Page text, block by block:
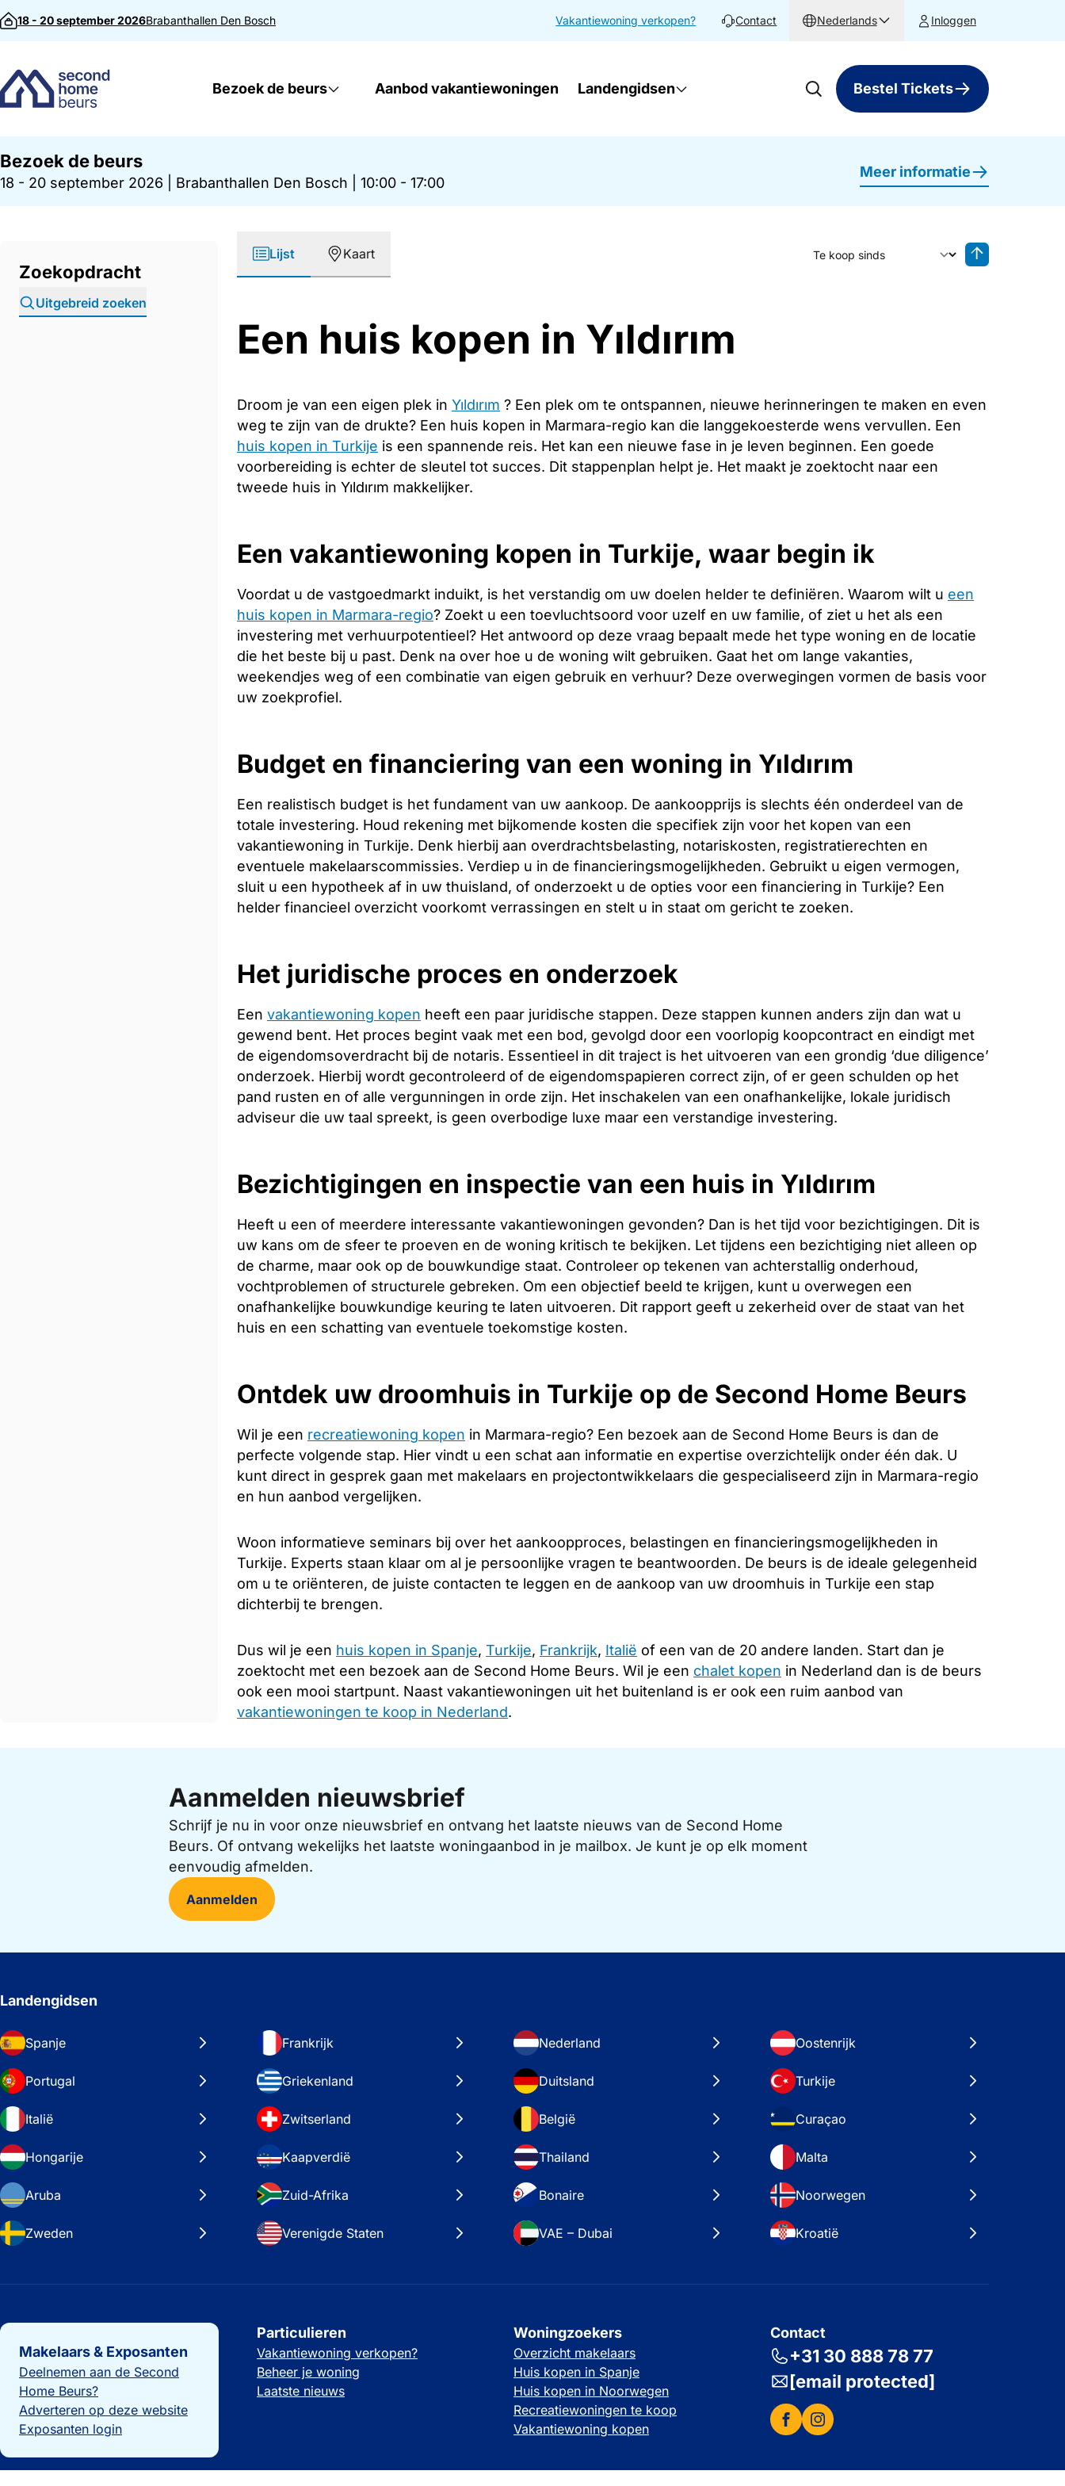
Direct naar inhoud
18 - 20 september 2026Brabanthallen Den Bosch Vakantiewoning verkopen? Contact Nederlands Inloggen
Bezoek de beurs Aanbod vakantiewoningen Landengidsen Bestel Tickets
Bezoek de beurs
18 - 20 september 2026 Brabanthallen Den Bosch 10:00 - 17:00
Meer informatie
Zoekopdracht
Uitgebreid zoeken
Lijst Kaart
Sorteer op
Een huis kopen in Yıldırım
Droom je van een eigen plek in Yıldırım ? Een plek om te ontspannen, nieuwe herinneringen te maken en even
weg te zijn van de drukte? Een huis kopen in Marmara-regio kan die langgekoesterde wens vervullen. Een
huis kopen in Turkije is een spannende reis. Het kan een nieuwe fase in je leven beginnen. Een goede
voorbereiding is echter de sleutel tot succes. Dit stappenplan helpt je. Het maakt je zoektocht naar een
tweede huis in Yıldırım makkelijker.
Een vakantiewoning kopen in Turkije, waar begin ik
Voordat u de vastgoedmarkt induikt, is het verstandig om uw doelen helder te definiëren. Waarom wilt u een
huis kopen in Marmara-regio? Zoekt u een toevluchtsoord voor uzelf en uw familie, of ziet u het als een
investering met verhuurpotentieel? Het antwoord op deze vraag bepaalt mede het type woning en de locatie
die het beste bij u past. Denk na over hoe u de woning wilt gebruiken. Gaat het om lange vakanties,
weekendjes weg of een combinatie van eigen gebruik en verhuur? Deze overwegingen vormen de basis voor
uw zoekprofiel.
Budget en financiering van een woning in Yıldırım
Een realistisch budget is het fundament van uw aankoop. De aankoopprijs is slechts één onderdeel van de
totale investering. Houd rekening met bijkomende kosten die specifiek zijn voor het kopen van een
vakantiewoning in Turkije. Denk hierbij aan overdrachtsbelasting, notariskosten, registratierechten en
eventuele makelaarscommissies. Verdiep u in de financieringsmogelijkheden. Gebruikt u eigen vermogen,
sluit u een hypotheek af in uw thuisland, of onderzoekt u de opties voor een financiering in Turkije? Een
helder financieel overzicht voorkomt verrassingen en stelt u in staat om gericht te zoeken.
Het juridische proces en onderzoek
Een vakantiewoning kopen heeft een paar juridische stappen. Deze stappen kunnen anders zijn dan wat u
gewend bent. Het proces begint vaak met een bod, gevolgd door een voorlopig koopcontract en eindigt met
de eigendomsoverdracht bij de notaris. Essentieel in dit traject is het uitvoeren van een grondig ‘due diligence’
onderzoek. Hierbij wordt gecontroleerd of de eigendomspapieren correct zijn, of er geen schulden op het
pand rusten en of alle vergunningen in orde zijn. Het inschakelen van een onafhankelijke, lokale juridisch
adviseur die uw taal spreekt, is geen overbodige luxe maar een verstandige investering.
Bezichtigingen en inspectie van een huis in Yıldırım
Heeft u een of meerdere interessante vakantiewoningen gevonden? Dan is het tijd voor bezichtigingen. Dit is
uw kans om de sfeer te proeven en de woning kritisch te bekijken. Let tijdens een bezichtiging niet alleen op
de charme, maar ook op de bouwkundige staat. Controleer op tekenen van achterstallig onderhoud,
vochtproblemen of structurele gebreken. Om een objectief beeld te krijgen, kunt u overwegen een
onafhankelijke bouwkundige keuring te laten uitvoeren. Dit rapport geeft u zekerheid over de staat van het
huis en een schatting van eventuele toekomstige kosten.
Ontdek uw droomhuis in Turkije op de Second Home Beurs
Wil je een recreatiewoning kopen in Marmara-regio? Een bezoek aan de Second Home Beurs is dan de
perfecte volgende stap. Hier vindt u een schat aan informatie en expertise overzichtelijk onder één dak. U
kunt direct in gesprek gaan met makelaars en projectontwikkelaars die gespecialiseerd zijn in Marmara-regio
en hun aanbod vergelijken.
Woon informatieve seminars bij over het aankoopproces, belastingen en financieringsmogelijkheden in
Turkije. Experts staan klaar om al je persoonlijke vragen te beantwoorden. De beurs is de ideale gelegenheid
om u te oriënteren, de juiste contacten te leggen en de aankoop van uw droomhuis in Turkije een stap
dichterbij te brengen.
Dus wil je een huis kopen in Spanje, Turkije, Frankrijk, Italië of een van de 20 andere landen. Start dan je
zoektocht met een bezoek aan de Second Home Beurs. Wil je een chalet kopen in Nederland dan is de beurs
ook een mooi startpunt. Naast vakantiewoningen uit het buitenland is er ook een ruim aanbod van
vakantiewoningen te koop in Nederland.
Aanmelden nieuwsbrief
Schrijf je nu in voor onze nieuwsbrief en ontvang het laatste nieuws van de Second Home
Beurs. Of ontvang wekelijks het laatste woningaanbod in je mailbox. Je kunt je op elk moment
eenvoudig afmelden.
Aanmelden
Landengidsen
Spanje Frankrijk Nederland Oostenrijk
Portugal Griekenland Duitsland Turkije
Italië Zwitserland België Curaçao
Hongarije Kaapverdië Thailand Malta
Aruba Zuid-Afrika Bonaire Noorwegen
Zweden Verenigde Staten VAE – Dubai Kroatië
Belangrijke links
Makelaars & Exposanten
Deelnemen aan de Second
Home Beurs?
Adverteren op deze website
Exposanten login
Particulieren
Vakantiewoning verkopen?
Beheer je woning
Laatste nieuws
Woningzoekers
Overzicht makelaars
Huis kopen in Spanje
Huis kopen in Noorwegen
Recreatiewoningen te koop
Vakantiewoning kopen
Contact
+31 30 888 78 77
[email protected]